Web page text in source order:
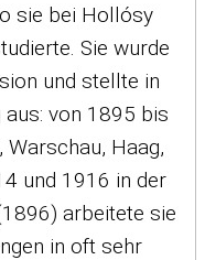
sie bei Hollósy
Sie wurde
und stellte in
von 1895 bis
Haag,
und 1916 in der
arbeitete sie
in oft sehr